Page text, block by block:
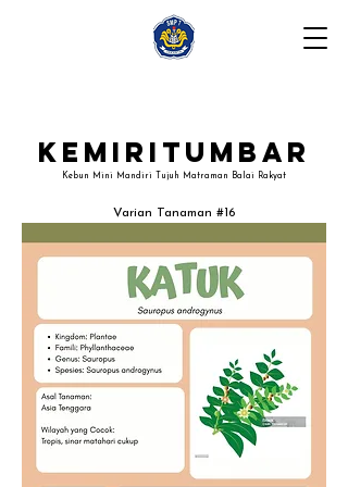
Kemiritumbar
Kebun Mini Mandiri Tujuh Matraman Balai Rakyat
Varian Tanaman #16